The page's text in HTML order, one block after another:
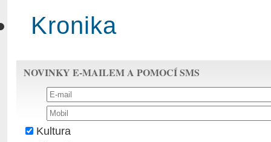
Kronika
NOVINKY E-MAILEM A POMOCÍ SMS
Kultura